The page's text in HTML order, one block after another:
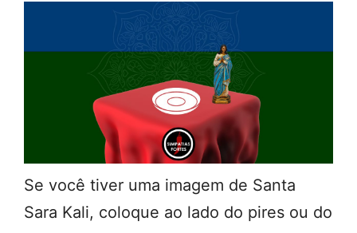
Se você tiver uma imagem de Santa
Sara Kali, coloque ao lado do pires ou do